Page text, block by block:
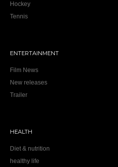
Hockey
Tennis
ENTERTAINMENT
Film News
New releases
Trailer
HEALTH
Diet & nutrition
healthy life